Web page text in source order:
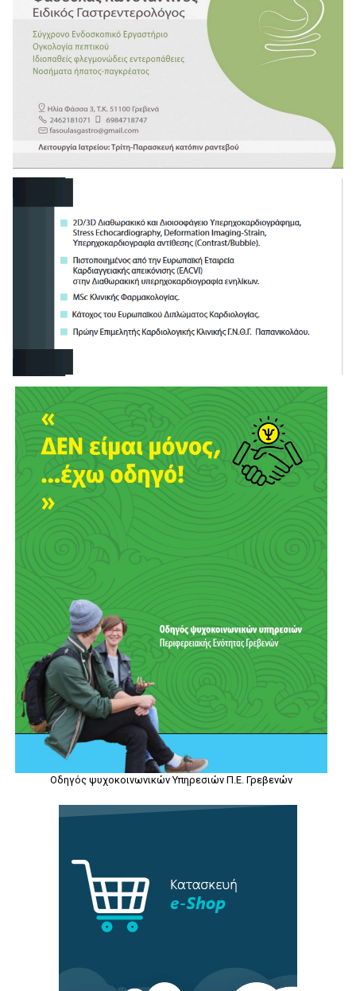
Οδηγός ψυχοκοινωνικών Υπηρεσιών Π.Ε. Γρεβενών